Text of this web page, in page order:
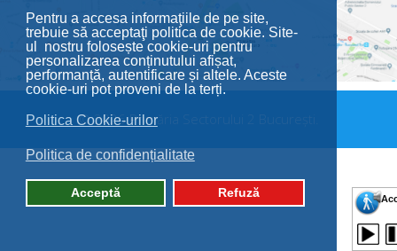
Pentru a accesa informaţiile de pe site,
trebuie să acceptaţi politica de cookie. Site-
ul nostru folosește cookie-uri pentru
personalizarea conținutului afișat,
performanță, autentificare și altele. Aceste
cookie-uri pot proveni de la terți.
Politica Cookie-urilor
Politica de confidențialitate
Acceptă Refuză
© 2026 Primăria Sectorului 2 București.